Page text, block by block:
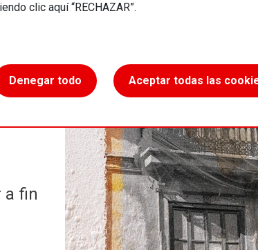
clic aquí “RECHAZAR”.
Denegar todo Aceptar todas las
a fin